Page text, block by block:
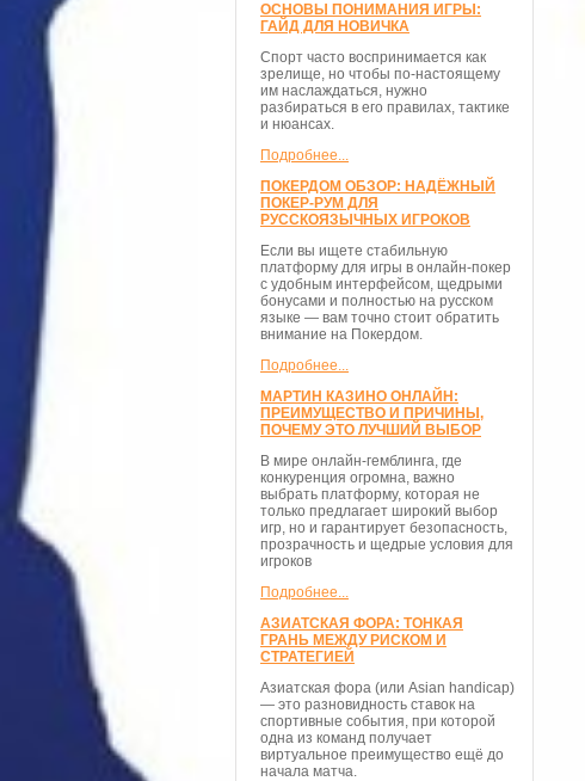
ОСНОВЫ ПОНИМАНИЯ ИГРЫ:
ГАЙД ДЛЯ НОВИЧКА
Спорт часто воспринимается как
зрелище, но чтобы по-настоящему
им наслаждаться, нужно
разбираться в его правилах, тактике
и нюансах.
Подробнее...
ПОКЕРДОМ ОБЗОР: НАДЁЖНЫЙ
ПОКЕР-РУМ ДЛЯ
РУССКОЯЗЫЧНЫХ ИГРОКОВ
Если вы ищете стабильную
платформу для игры в онлайн-покер
с удобным интерфейсом, щедрыми
бонусами и полностью на русском
языке — вам точно стоит обратить
внимание на Покердом.
Подробнее...
МАРТИН КАЗИНО ОНЛАЙН:
ПРЕИМУЩЕСТВО И ПРИЧИНЫ,
ПОЧЕМУ ЭТО ЛУЧШИЙ ВЫБОР
В мире онлайн-гемблинга, где
конкуренция огромна, важно
выбрать платформу, которая не
только предлагает широкий выбор
игр, но и гарантирует безопасность,
прозрачность и щедрые условия для
игроков
Подробнее...
АЗИАТСКАЯ ФОРА: ТОНКАЯ
ГРАНЬ МЕЖДУ РИСКОМ И
СТРАТЕГИЕЙ
Азиатская фора (или Asian handicap)
— это разновидность ставок на
спортивные события, при которой
одна из команд получает
виртуальное преимущество ещё до
начала матча.